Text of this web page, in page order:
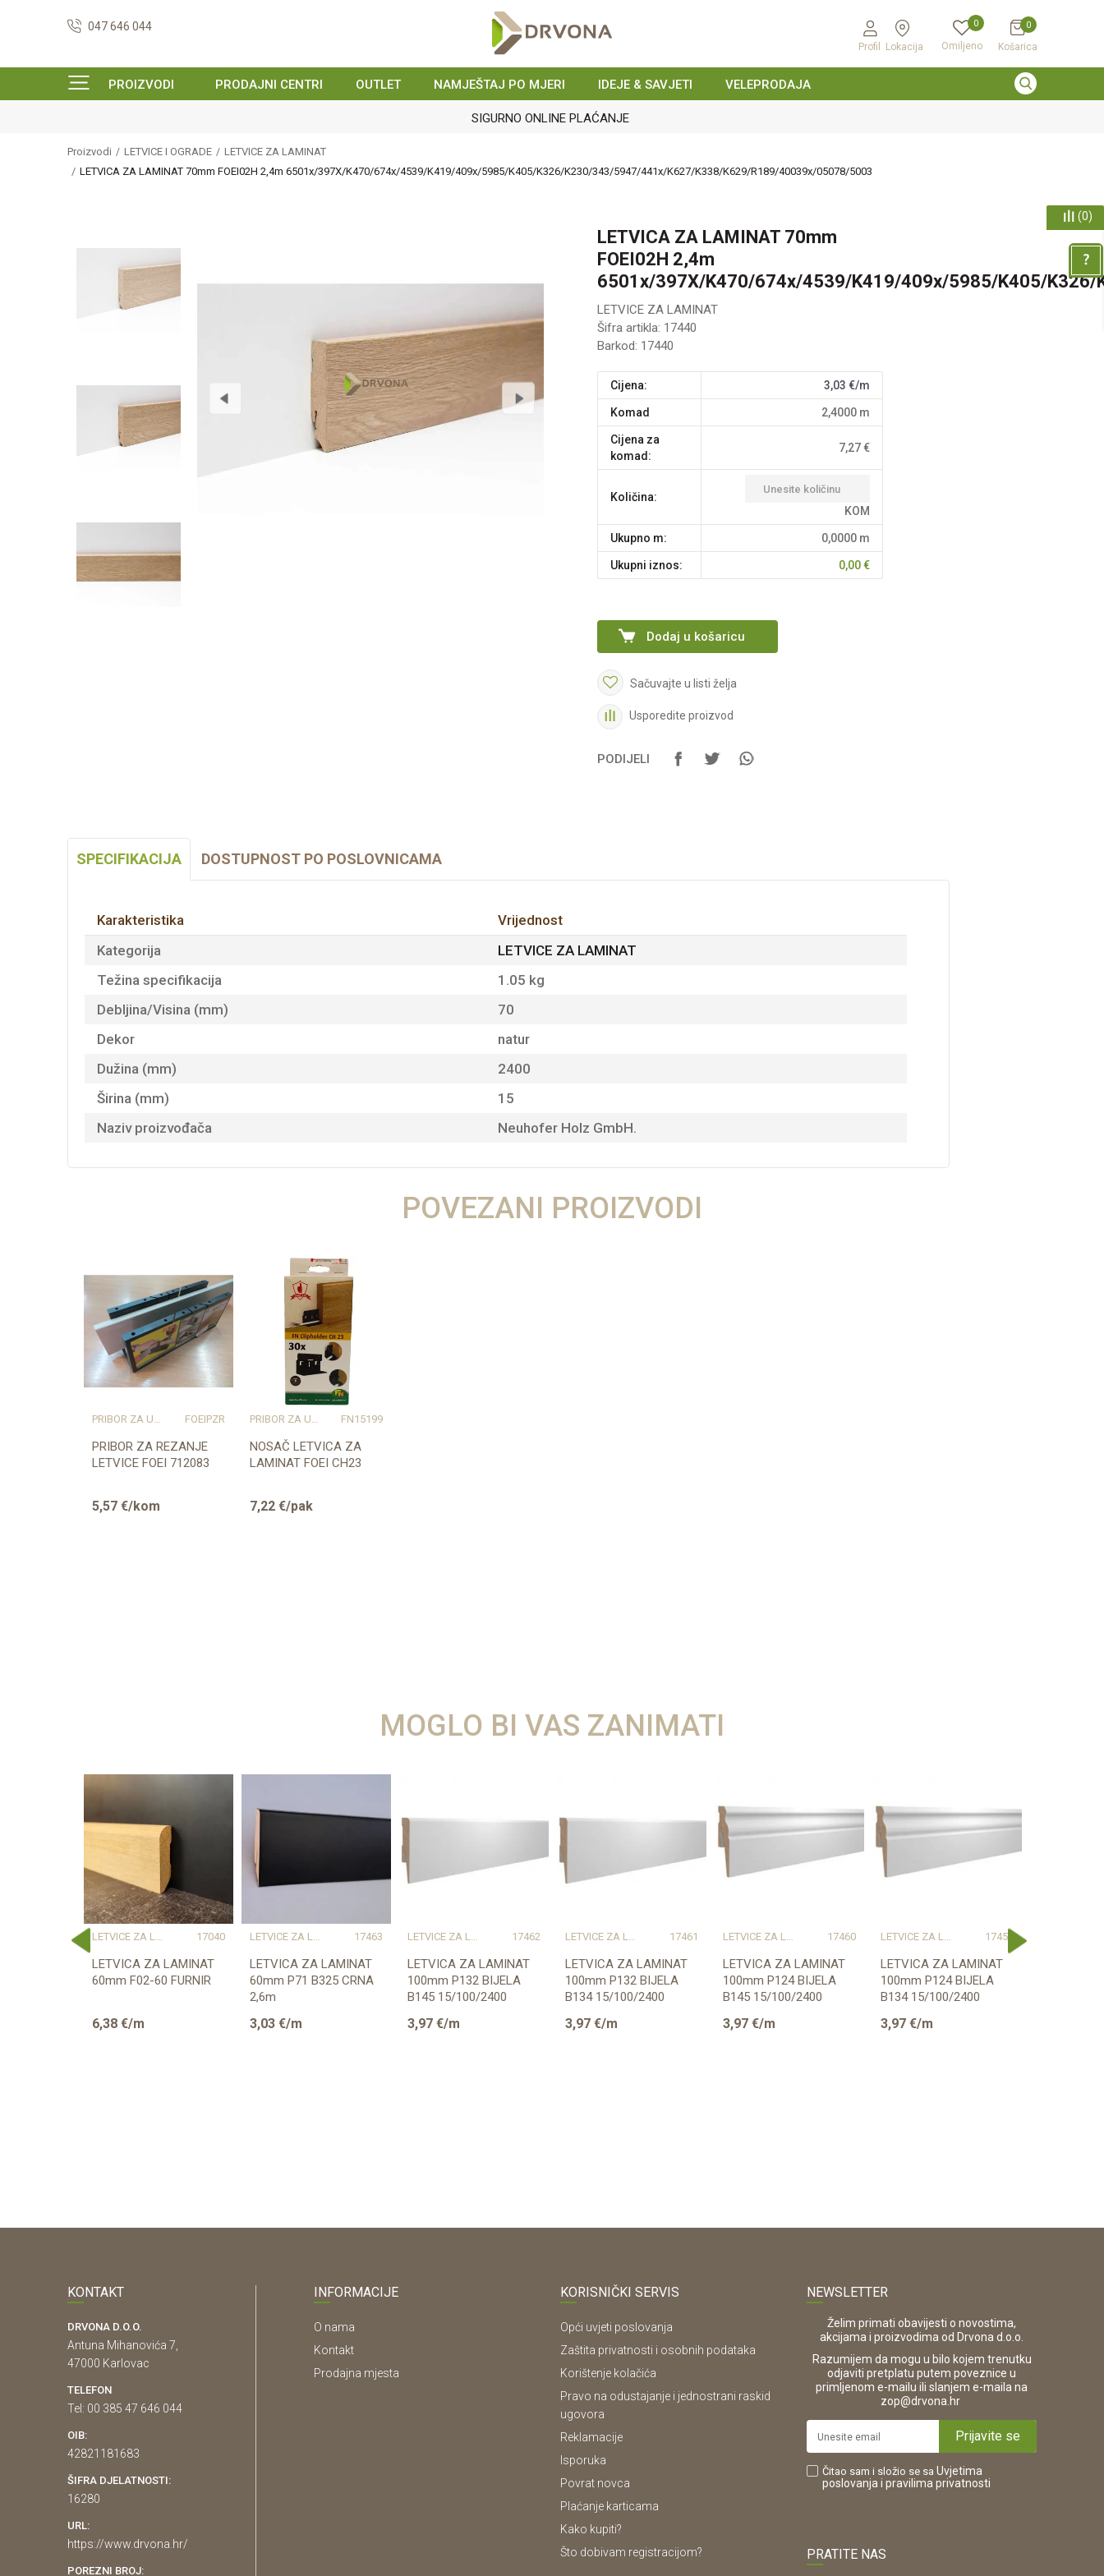
047 646 044
Profil Lokacija Omiljeno
0
Košarica
0
PROIZVODI PRODAJNI CENTRI OUTLET NAMJEŠTAJ PO MJERI IDEJE & SAVJETI VELEPRODAJA
SIGURNO ONLINE PLAĆANJE
Proizvodi LETVICE I OGRADE
LETVICE ZA LAMINAT
LETVICA ZA LAMINAT 70mm FOEI02H 2,4m 6501x/397X/K470/674x/4539/K419/409x/5985/K405/K326/K230/343/5947/441x/K627/K338/K629/R189/40039x/05078/5003
LETVICA ZA LAMINAT 70mm
FOEI02H 2,4m
6501x/397X/K470/674x/4539/K419/409x/5985/K405/
LETVICE ZA LAMINAT
Šifra artikla: 17440
Barkod: 17440
Cijena: 3,03 €/m
komad 2,4000 m
Cijena za
komad:
7,27€
Količina:
KOM
Ukupno m: 0,0000 m
Ukupni iznos: 0,00€
Dodaj u košaricu
Sačuvajte u listi želja
Usporedite proizvod
PODIJELI
SPECIFIKACIJA DOSTUPNOST PO POSLOVNICAMA
Karakteristika
Vrijednost
Kategorija
LETVICE ZA LAMINAT
Težina specifikacija
1.05 kg
Debljina/Visina (mm)
70
Dekor
natur
Dužina (mm)
2400
Širina (mm)
15
Naziv proizvođača
Neuhofer Holz GmbH.
POVEZANI PROIZVODI
PRIBOR ZA UGRADNJU PODOVA – SVE NA JEDNOM MJESTU FOEIPZR
PRIBOR ZA REZANJE
LETVICE FOEI 712083
5,57 €/kom
PRIBOR ZA UGRADNJU PODOVA – SVE NA JEDNOM MJESTU FN15199
NOSAČ LETVICA ZA
LAMINAT FOEI CH23
7,22 €/pak
MOGLO BI VAS ZANIMATI
LETVICE ZA LAMINAT 17040
LETVICA ZA LAMINAT
60mm F02-60 FURNIR
6,38 €/m
LETVICE ZA LAMINAT 17463
LETVICA ZA LAMINAT
60mm P71 B325 CRNA
2,6m
3,03 €/m
LETVICE ZA LAMINAT 17462
LETVICA ZA LAMINAT
100mm P132 BIJELA
B145 15/100/2400
BOJANJE)
3,97 €/m
LETVICE ZA LAMINAT 17461
LETVICA ZA LAMINAT
100mm P132 BIJELA
B134 15/100/2400
3,97 €/m
LETVICE ZA LAMINAT 17460
LETVICA ZA LAMINAT
100mm P124 BIJELA
B145 15/100/2400
(PRIPREMLJENA ZA ...
3,97 €/m
LETVICE ZA LAMINAT 17459
LETVICA ZA LAMINAT
100mm P124 BIJELA
B134 15/100/2400
3,97 €/m
(0)
KONTAKT
DRVONA D.O.O.
Antuna Mihanovića 7,
47000 Karlovac
TELEFON
Tel: 00 385 47 646 044
OIB:
42821181683
ŠIFRA DJELATNOSTI:
16280
URL:
https://www.drvona.hr/
POREZNI BROJ:
INFORMACIJE
O nama
Kontakt
Prodajna mjesta
KORISNIČKI SERVIS
Opći uvjeti poslovanja
Zaštita privatnosti i osobnih podataka
Korištenje kolačića
Pravo na odustajanje i jednostrani raskid
ugovora
Reklamacije
Isporuka
Povrat novca
Plaćanje karticama
Kako kupiti?
Što dobivam registracijom?
NEWSLETTER
Želim primati obavijesti o novostima,
akcijama i proizvodima od Drvona d.o.o.
Razumijem da mogu u bilo kojem trenutku
odjaviti pretplatu putem poveznice u
primljenom e-mailu ili slanjem e-maila na
zop@drvona.hr.
Prijavite se
Čitao sam i složio se sa Uvjetima
poslovanja i pravilima privatnosti
PRATITE NAS